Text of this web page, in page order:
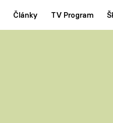
Články TV Program